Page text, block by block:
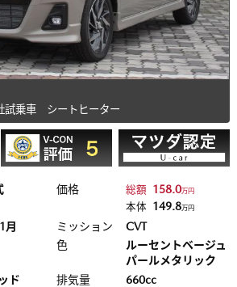
試乗車 シートヒーター
価格 総額 158.0万円
本体 149.8万円
月 ミッション
CVT
色
ルーセントベージュ
パールメタリック
ド 排気量
660cc